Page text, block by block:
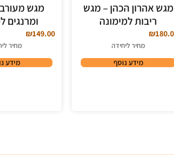
מגש אהרון הכהן – מגש
ריבות למימונה
₪
מחיר ליחידה
מידע נוסף
מגש
ומרנגים
₪149.00
מחיר
מידע